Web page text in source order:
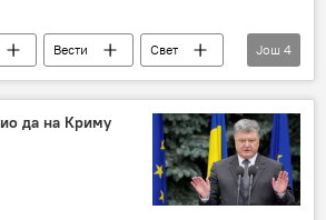
Вести
Свет
Толочко
Европа
Још 4
да на Криму